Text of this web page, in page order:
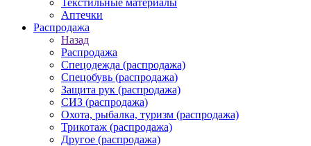
Текстильные материалы
Аптечки
Распродажа
Назад
Распродажа
Спецодежда (распродажа)
Спецобувь (распродажа)
Защита рук (распродажа)
СИЗ (распродажа)
Охота, рыбалка, туризм (распродажа)
Трикотаж (распродажа)
Другое (распродажа)